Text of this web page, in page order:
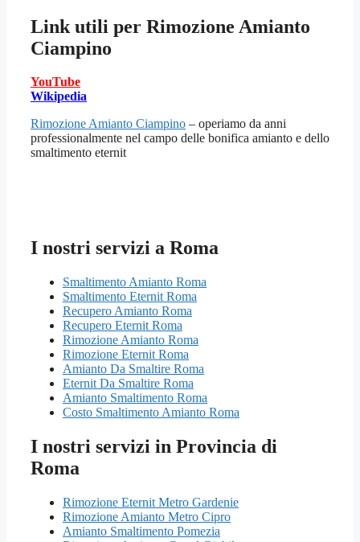
Link utili per Rimozione Amianto
Ciampino
YouTube
Wikipedia
Rimozione Amianto Ciampino – operiamo da anni
professionalmente nel campo delle bonifica amianto e dello
smaltimento eternit
I nostri servizi a Roma
Smaltimento Amianto Roma
Smaltimento Eternit Roma
Recupero Amianto Roma
Recupero Eternit Roma
Rimozione Amianto Roma
Rimozione Eternit Roma
Amianto Da Smaltire Roma
Eternit Da Smaltire Roma
Amianto Smaltimento Roma
Costo Smaltimento Amianto Roma
I nostri servizi in Provincia di
Roma
Rimozione Eternit Metro Gardenie
Rimozione Amianto Metro Cipro
Amianto Smaltimento Pomezia